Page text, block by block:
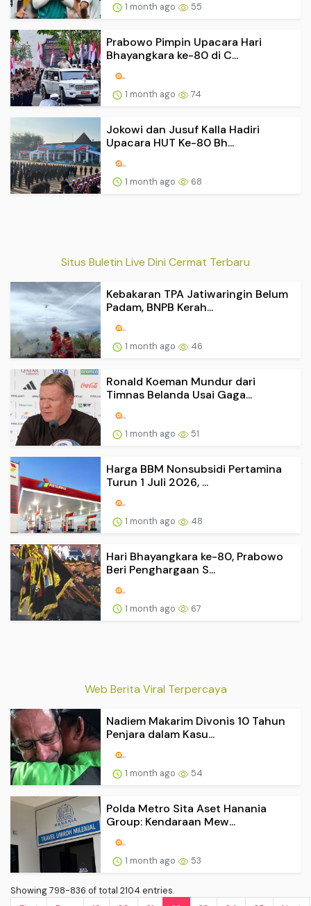
1 month ago 55
Prabowo Pimpin Upacara Hari
Bhayangkara ke-80 di C...
1 month ago 74
Jokowi dan Jusuf Kalla Hadiri
Upacara HUT Ke-80 Bh...
1 month ago 68
Situs Buletin Live Dini Cermat Terbaru
Kebakaran TPA Jatiwaringin Belum
Padam, BNPB Kerah...
1 month ago 46
Ronald Koeman Mundur dari
Timnas Belanda Usai Gaga...
1 month ago 51
Harga BBM Nonsubsidi Pertamina
Turun 1 Juli 2026, ...
1 month ago 48
Hari Bhayangkara ke-80, Prabowo
Beri Penghargaan S...
1 month ago 67
Web Berita Viral Terpercaya
Nadiem Makarim Divonis 10 Tahun
Penjara dalam Kasu...
1 month ago 54
Polda Metro Sita Aset Hanania
Group: Kendaraan Mew...
1 month ago 53
Showing 798-836 of total 2104 entries.